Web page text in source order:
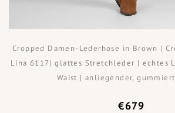
Cropped Damen-Lederhose in Brown |
Lina 6117| glattes Stretchleder | echtes
Waist | anliegender,
€679